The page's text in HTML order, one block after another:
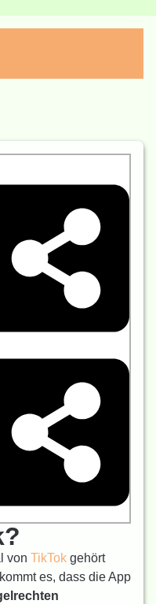
von TikTok gehört
es, dass die App